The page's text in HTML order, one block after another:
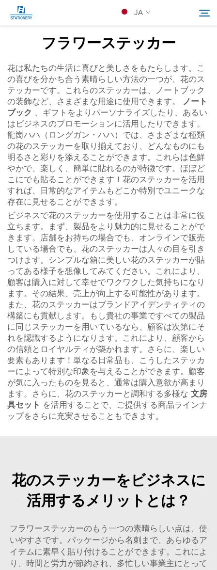
ノートブック
の装飾など、さまざまな用途にご使用いただけます…">
JA
会社概要
カスタムソリューション
リソース
Kontakuto Us
Search
フラワーステッカー
花は私たちの生活に喜びと美しさをもたらします。こ
の喜びを分かち合う素晴らしい方法の一つが、花のス
テッカーです。これらのステッカーは、ノートブック
の装飾など、さまざまな用途に使用できます。
ノート
ブック 、ギフトをよりパーソナライズしたり、あるい
はビジネスのプロモーションに活用したりできます。
龍崗ハハ（ロングガン・ハハ）では、さまざまな種類
の花のステッカーを取り揃えており、どんなものにも
明るさと彩りを添えることができます。これらは色鮮
やかで、楽しく、簡単に貼れるのが特徴です。ほぼど
こにでも貼ることができます！花のステッカーを活用
すれば、日常的なアイテムもどこか特別でユニークな
存在に見せることができます。
ビジネスで花のステッカーを使用することは非常に役
立ちます。まず、製品をより魅力的に見せることがで
きます。店舗をお持ちの場合でも、オンラインで販売
している場合でも、花のステッカーは人々の目を引き
つけます。シンプルな箱に美しい花のステッカーが貼
ってある様子を想像してみてください。これにより、
顧客は購入に対して幸せでワクワクした気持ちになり
ます。その結果、売上が向上する可能性があります。
また、花のステッカーはブランドアイデンティティの
構築にも貢献します。もし貴社の事業ですべての製品
に同じステッカーを用いているなら、顧客は次第にそ
れを認識するようになります。これにより、顧客から
の信頼とロイヤルティが築かれます。さらに、楽しい
要素もあります！単なる日常品も、こうしたステッカ
ーによって特別な印象を与えることができます。顧客
が気に入ったものを見ると、通常は購入意欲が高まり
ます。さらに、花のステッカーと調和する多様な 文房
具セット を活用することで、ご提供する商品ラインナ
ップをさらに充実させることもできます。
花のステッカーをビジネスに
活用するメリットとは？
フラワーステッカーのもう一つの素晴らしい点は、使
いやすさです。パッケージから名刺まで、あらゆるア
イテムに素早く貼り付けることができます。これによ
り、時間と労力が節約され、多忙しい事業主にとって